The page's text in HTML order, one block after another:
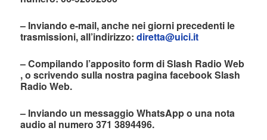
– Inviando e-mail, anche nei giorni precedenti le
trasmissioni, all’indirizzo:diretta@uici.it
– Compilando l’apposito form di Slash Radio Web
, o scrivendo sulla nostra pagina facebook Slash
Radio Web.
– Inviando un messaggio WhatsApp o una nota
audio al numero 371 3894496.